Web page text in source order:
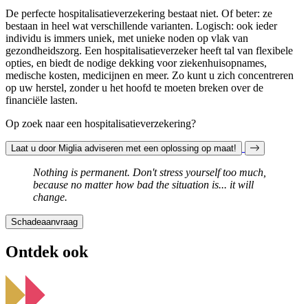
De perfecte hospitalisatieverzekering bestaat niet. Of beter: ze
bestaan in heel wat verschillende varianten. Logisch: ook ieder
individu is immers uniek, met unieke noden op vlak van
gezondheidszorg. Een hospitalisatieverzeker heeft tal van flexibele
opties, en biedt de nodige dekking voor ziekenhuisopnames,
medische kosten, medicijnen en meer. Zo kunt u zich concentreren
op uw herstel, zonder u het hoofd te moeten breken over de
financiële lasten.
Op zoek naar een hospitalisatieverzekering?
Laat u door Miglia adviseren met een oplossing op maat!
Nothing is permanent. Don't stress yourself too much,
because no matter how bad the situation is... it will
change.
Schadeaanvraag
Ontdek ook